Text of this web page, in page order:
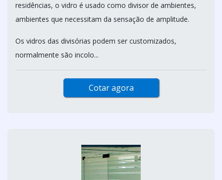
residências, o vidro é usado como divisor de ambientes,
ambientes que necessitam da sensação de amplitude.
Os vidros das divisórias podem ser customizados,
normalmente são incolo...
Cotar agora